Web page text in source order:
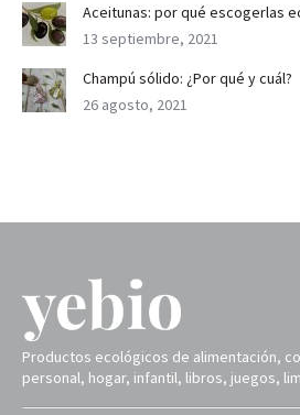
Aceitunas: por qué escogerlas
13 septiembre, 2021
Champú sólido: ¿Por qué y cuál?
26 agosto, 2021
Productos ecológicos de alimentación,
personal, hogar, infantil, libros, juegos,